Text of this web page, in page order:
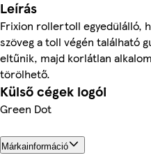
Leírás
Frixion rollertoll egyedülálló,
szöveg a toll végén található
eltűnik, majd korlátlan
törölhető.
Külső cégek logói
Green Dot
Márkainformáció